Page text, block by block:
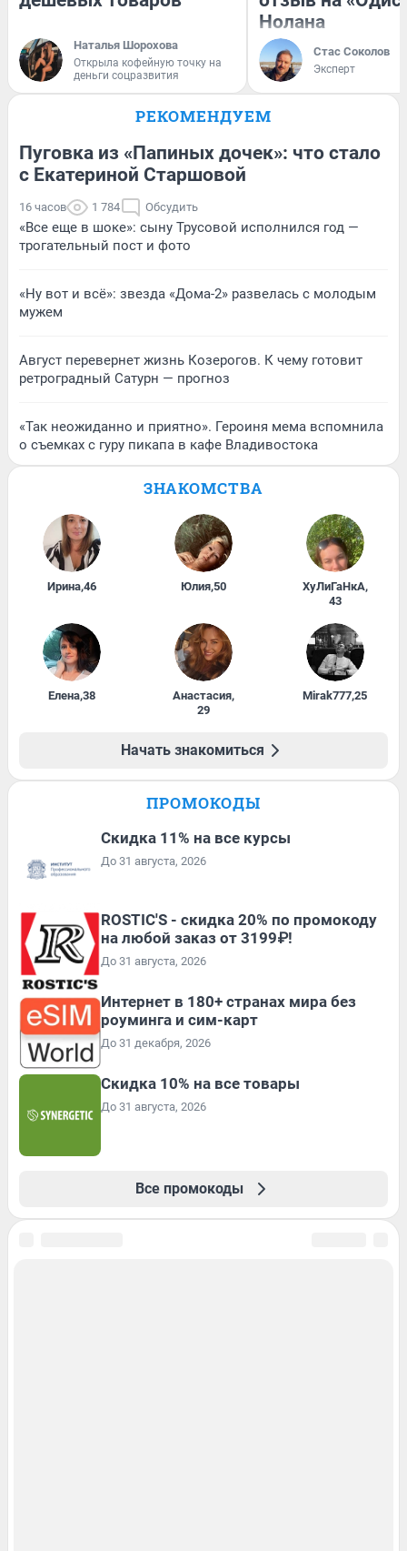
Наталья Шорохова
Открыла кофейную точку на
деньги соцразвития
Нолана
Стас Соколов
Эксперт
РЕКОМЕНДУЕМ
Пуговка из «Папиных дочек»: что стало
с Екатериной Старшовой
16 часов 1 784 Обсудить
«Все еще в шоке»: сыну Трусовой исполнился год —
трогательный пост и фото
«Ну вот и всё»: звезда «Дома-2» развелась с молодым
мужем
Август перевернет жизнь Козерогов. К чему готовит
ретроградный Сатурн — прогноз
«Так неожиданно и приятно». Героиня мема вспомнила
о съемках с гуру пикапа в кафе Владивостока
ЗНАКОМСТВА
Ирина,46 Юлия,50 ХуЛиГаНкА,
43
Елена,38 Анастасия,
29
Mirak777,25
Начать знакомиться
ПРОМОКОДЫ
Скидка 11% на все курсы
До 31 августа, 2026
ROSTIC'S - скидка 20% по промокоду
на любой заказ от 3199₽!
До 31 августа, 2026
Интернет в 180+ странах мира без
роуминга и сим-карт
До 31 декабря, 2026
Скидка 10% на все товары
До 31 августа, 2026
Все промокоды